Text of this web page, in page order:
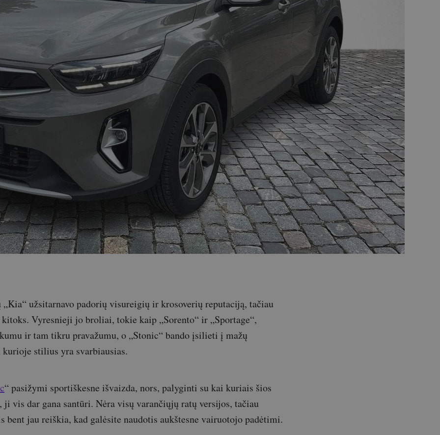
„Kia“ užsitarnavo padorių visureigių ir krosoverių reputaciją, tačiau
Vyresnieji jo broliai, tokie kaip „Sorento“ ir „Sportage“,
ir tam tikru pravažumu, o „Stonic“ bando įsilieti į mažų
stilius yra svarbiausias.
“ pasižymi sportiškesne išvaizda, nors, palyginti su kai kuriais šios
ji vis dar gana santūri. Nėra visų varančiųjų ratų versijos, tačiau
bent jau reiškia, kad galėsite naudotis aukštesne vairuotojo padėtimi.